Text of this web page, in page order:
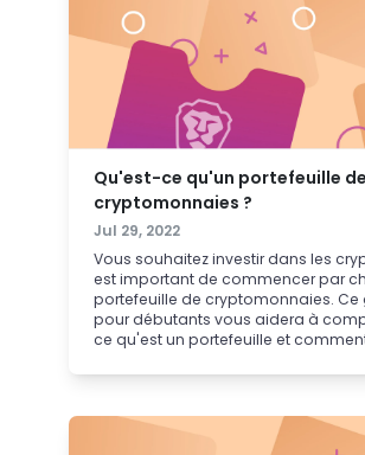
Qu'est-ce qu'un portefeuille de
cryptomonnaies ?
Jul 29, 2022
Vous souhaitez investir dans les
est important de commencer par
portefeuille de cryptomonnaies. Ce
pour débutants vous aidera à
ce qu'est un portefeuille et